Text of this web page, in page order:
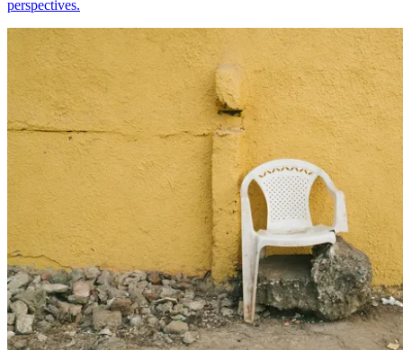
perspectives.